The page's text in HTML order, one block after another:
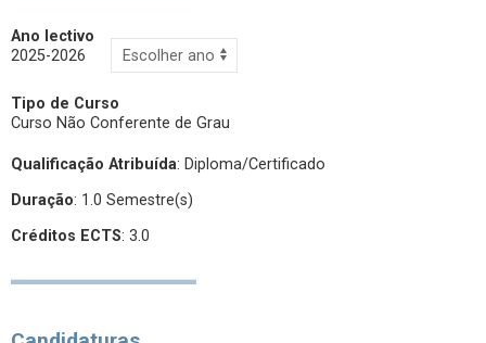
Ano lectivo
2025-2026
Tipo de Curso
Curso Não Conferente de Grau
Qualificação Atribuída: Diploma/Certificado
Duração: 1.0 Semestre(s)
Créditos ECTS: 3.0